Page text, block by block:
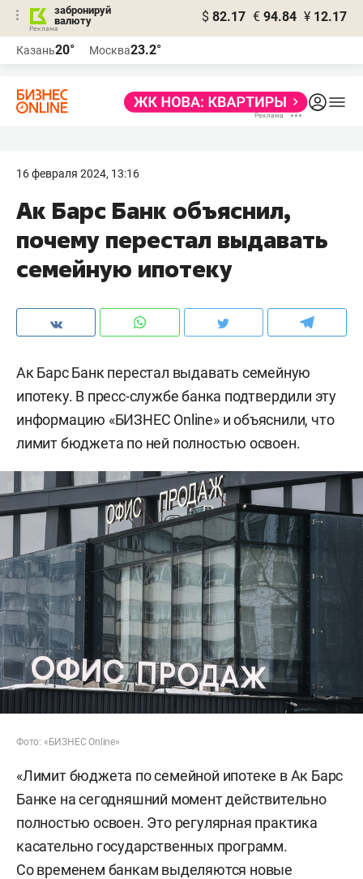
забронируй
валюту
$ 82.17 € 94.84 ¥ 12.17
Казань20° Москва23.2°
16 февраля 2024, 13:16
Ак Барс Банк объяснил,
почему перестал выдавать
семейную ипотеку
Ак Барс Банк перестал выдавать семейную
ипотеку. В пресс-службе банка подтвердили эту
информацию «БИЗНЕС Online» и объяснили, что
лимит бюджета по ней полностью освоен.
Фото: «БИЗНЕС Online»
«Лимит бюджета по семейной ипотеке в Ак Барс
Банке на сегодняшний момент действительно
полностью освоен. Это регулярная практика
касательно государственных программ.
Со временем банкам выделяются новые